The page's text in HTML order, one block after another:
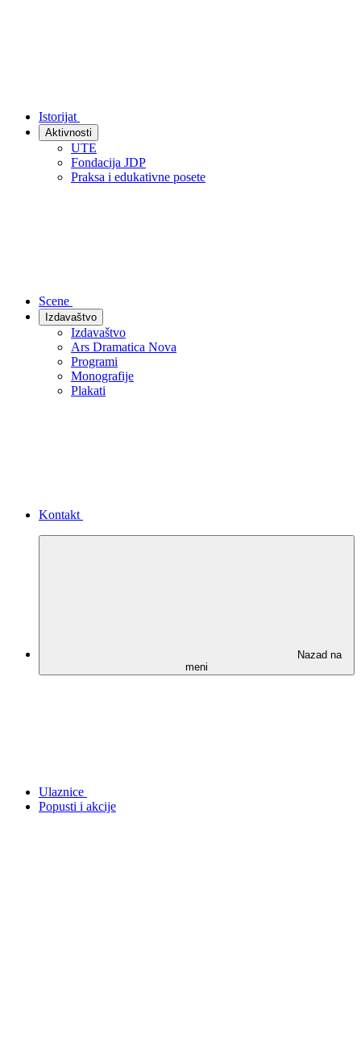
Istorijat
Aktivnosti
UTE
Fondacija JDP
Praksa i edukativne posete
Scene
Izdavaštvo
Izdavaštvo
Ars Dramatica Nova
Programi
Monografije
Plakati
Kontakt
Nazad na
meni
Ulaznice
Popusti i akcije